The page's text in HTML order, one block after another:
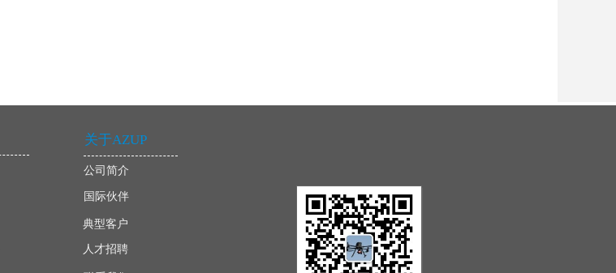
关于AZUP
人才招聘
公司简介
典型客户
国际伙伴